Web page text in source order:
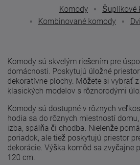
Komody
Šuplíkové
Kombinované komody
Komody sú skvelým riešením pre
domácnosti. Poskytujú úložné
dekoratívne plochy. Môžete si vybrať
klasických modelov s rôznorodými
Komody sú dostupné v rôznych
hodia sa do rôznych miestností
izba, spálňa či chodba. Nielenže
poriadok, ale tiež poskytujú priestor
dekorácie. Výška komôd sa zvyčajne
120 cm.